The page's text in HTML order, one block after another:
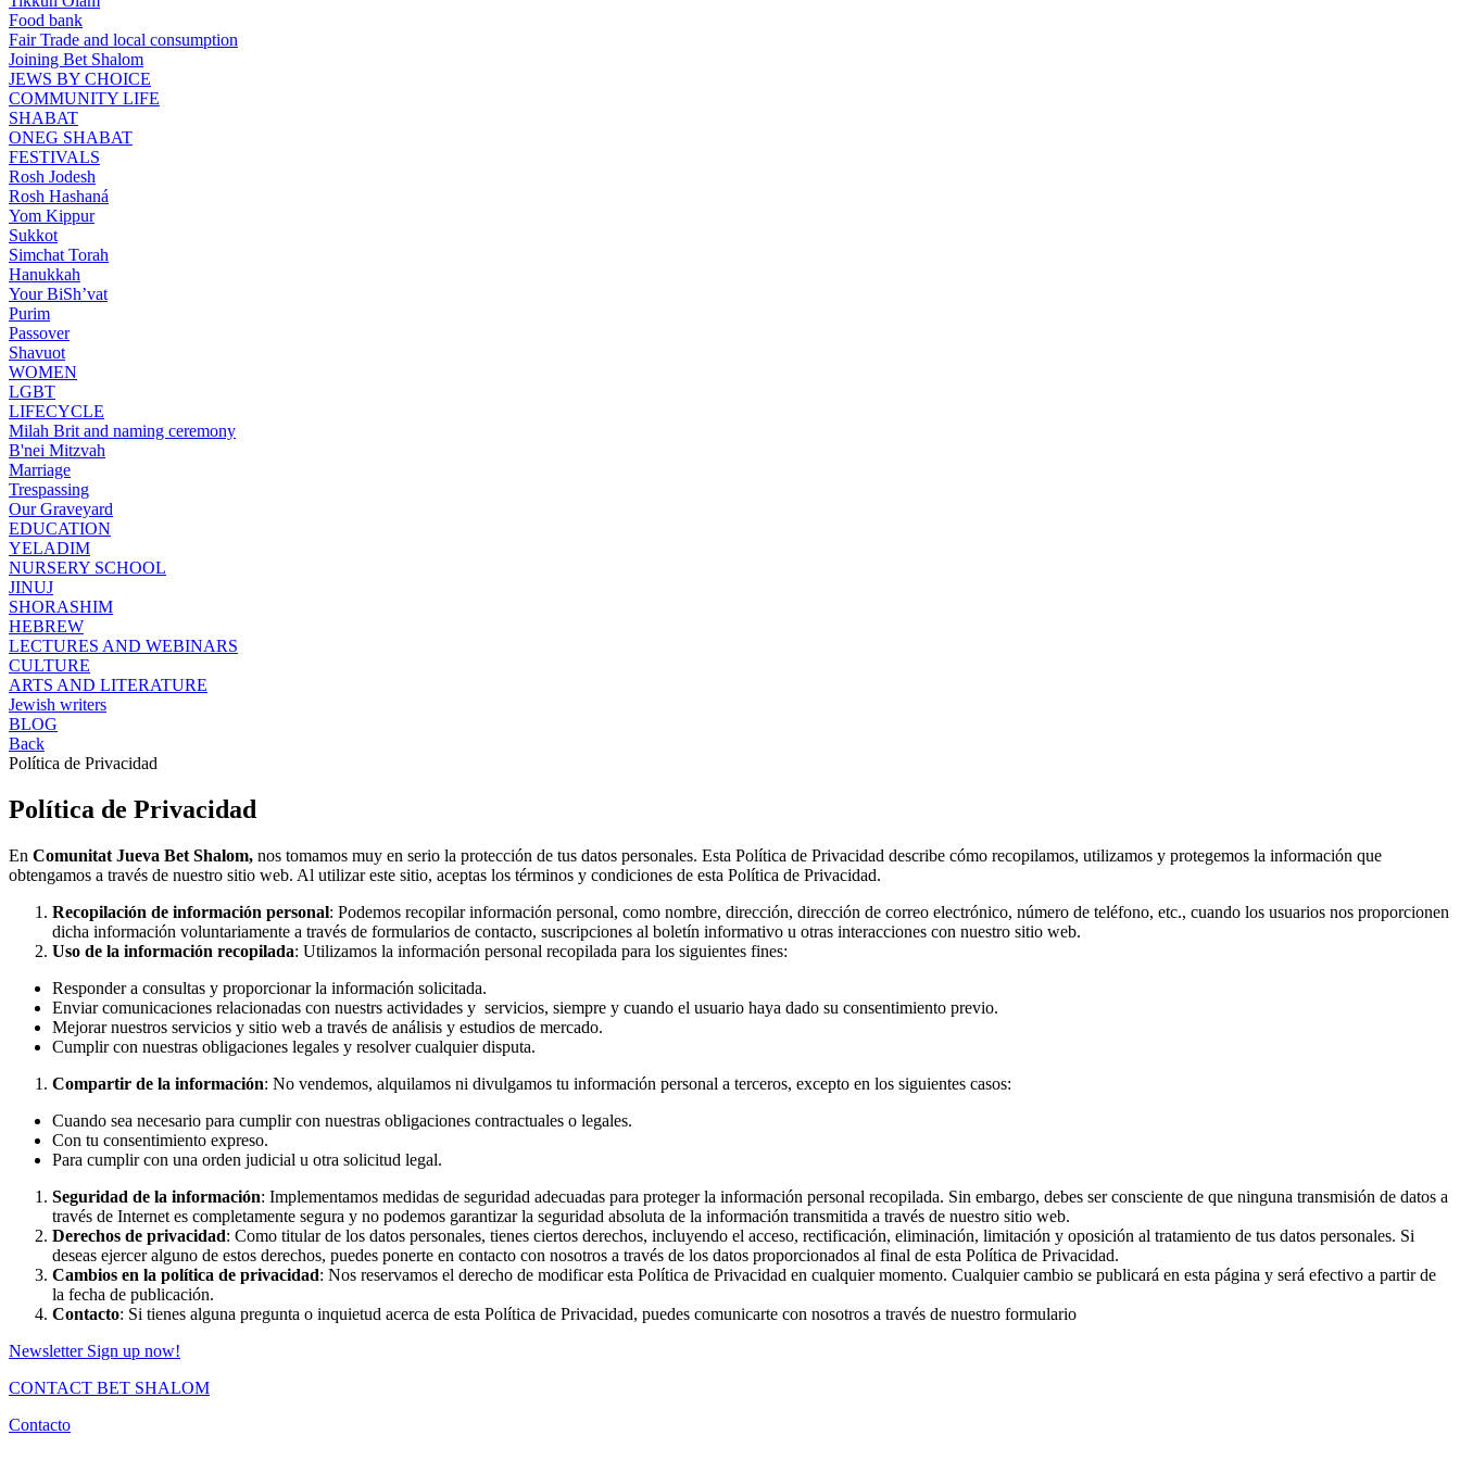
Food bank
Fair Trade and local consumption
Joining Bet Shalom
JEWS BY CHOICE
COMMUNITY LIFE
SHABAT
ONEG SHABAT
FESTIVALS
Rosh Jodesh
Rosh Hashaná
Yom Kippur
Sukkot
Simchat Torah
Hanukkah
Your BiSh’vat
Purim
Passover
Shavuot
WOMEN
LGBT
LIFECYCLE
Milah Brit and naming ceremony
B'nei Mitzvah
Marriage
Trespassing
Our Graveyard
EDUCATION
YELADIM
NURSERY SCHOOL
JINUJ
SHORASHIM
HEBREW
LECTURES AND WEBINARS
CULTURE
ARTS AND LITERATURE
Jewish writers
BLOG
Back
Política de Privacidad
Política de Privacidad
En Comunitat Jueva Bet Shalom, nos tomamos muy en serio la protección de tus datos personales. Esta Política de Privacidad describe cómo recopilamos, utilizamos y protegemos la información que
obtengamos a través de nuestro sitio web. Al utilizar este sitio, aceptas los términos y condiciones de esta Política de Privacidad.
Recopilación de información personal: Podemos recopilar información personal, como nombre, dirección, dirección de correo electrónico, número de teléfono, etc., cuando los usuarios nos proporcionen
dicha información voluntariamente a través de formularios de contacto, suscripciones al boletín informativo u otras interacciones con nuestro sitio web.
Uso de la información recopilada: Utilizamos la información personal recopilada para los siguientes fines:
Responder a consultas y proporcionar la información solicitada.
Enviar comunicaciones relacionadas con nuestrs actividades y servicios, siempre y cuando el usuario haya dado su consentimiento previo.
Mejorar nuestros servicios y sitio web a través de análisis y estudios de mercado.
Cumplir con nuestras obligaciones legales y resolver cualquier disputa.
Compartir de la información: No vendemos, alquilamos ni divulgamos tu información personal a terceros, excepto en los siguientes casos:
Cuando sea necesario para cumplir con nuestras obligaciones contractuales o legales.
Con tu consentimiento expreso.
Para cumplir con una orden judicial u otra solicitud legal.
Seguridad de la información: Implementamos medidas de seguridad adecuadas para proteger la información personal recopilada. Sin embargo, debes ser consciente de que ninguna transmisión de datos a
través de Internet es completamente segura y no podemos garantizar la seguridad absoluta de la información transmitida a través de nuestro sitio web.
Derechos de privacidad: Como titular de los datos personales, tienes ciertos derechos, incluyendo el acceso, rectificación, eliminación, limitación y oposición al tratamiento de tus datos personales. Si
deseas ejercer alguno de estos derechos, puedes ponerte en contacto con nosotros a través de los datos proporcionados al final de esta Política de Privacidad.
Cambios en la política de privacidad: Nos reservamos el derecho de modificar esta Política de Privacidad en cualquier momento. Cualquier cambio se publicará en esta página y será efectivo a partir de
la fecha de publicación.
Contacto: Si tienes alguna pregunta o inquietud acerca de esta Política de Privacidad, puedes comunicarte con nosotros a través de nuestro formulario
Newsletter Sign up now!
CONTACT BET SHALOM
Contacto